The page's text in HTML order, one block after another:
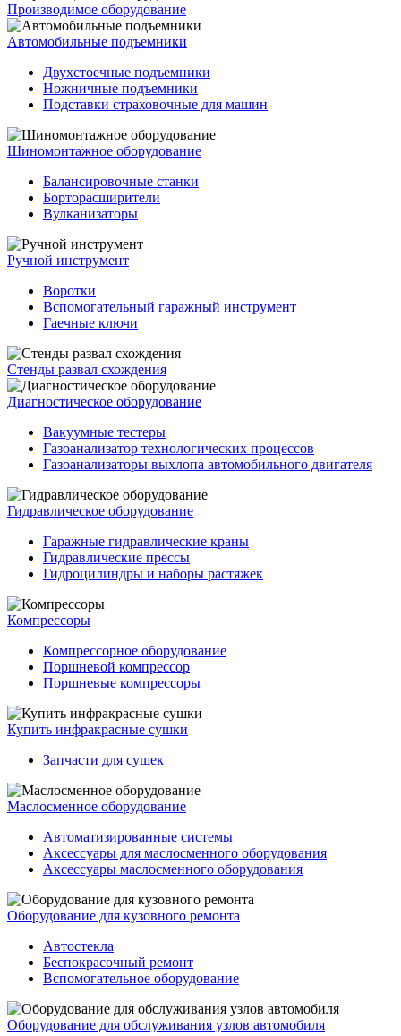
Производимое оборудование
Автомобильные подъемники
Двухстоечные подъемники
Ножничные подъемники
Подставки страховочные для машин
Шиномонтажное оборудование
Балансировочные станки
Борторасширители
Вулканизаторы
Ручной инструмент
Воротки
Вспомогательный гаражный инструмент
Гаечные ключи
Стенды развал схождения
Диагностическое оборудование
Вакуумные тестеры
Газоанализатор технологических процессов
Газоанализаторы выхлопа автомобильного двигателя
Гидравлическое оборудование
Гаражные гидравлические краны
Гидравлические прессы
Гидроцилиндры и наборы растяжек
Компрессоры
Компрессорное оборудование
Поршневой компрессор
Поршневые компрессоры
Купить инфракрасные сушки
Запчасти для сушек
Маслосменное оборудование
Автоматизированные системы
Аксессуары для маслосменного оборудования
Аксессуары маслосменного оборудования
Оборудование для кузовного ремонта
Автостекла
Беспокрасочный ремонт
Вспомогательное оборудование
Оборудование для обслуживания узлов автомобиля